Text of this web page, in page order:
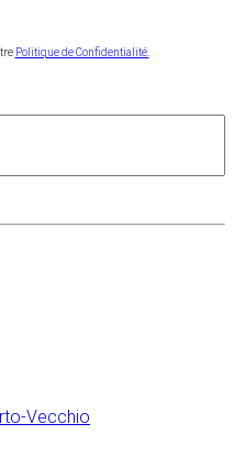
Politique de Confidentialité.
Vecchio